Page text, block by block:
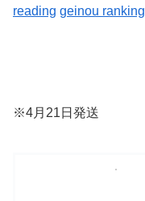
reading geinou ranking
※4月21日発送